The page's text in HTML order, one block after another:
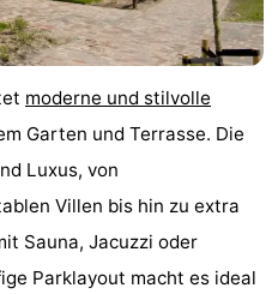
moderne und stilvolle
Garten und Terrasse. Die
Luxus, von
Villen bis hin zu extra
Sauna, Jacuzzi oder
Parklayout macht es ideal